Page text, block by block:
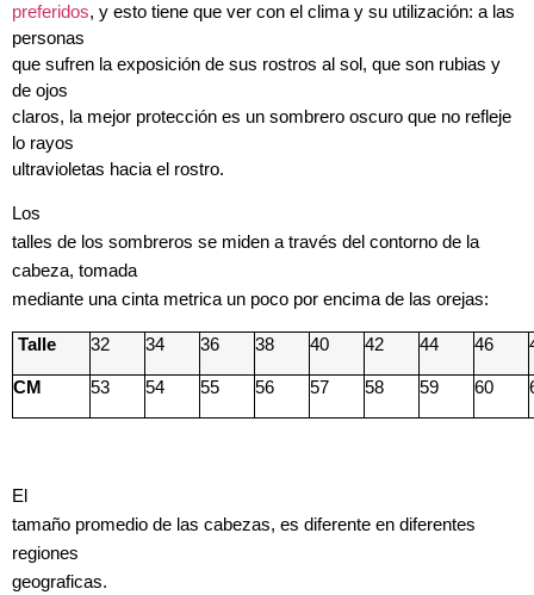
preferidos, y esto tiene que ver con el clima y su utilización: a las
personas
que sufren la exposición de sus rostros al sol, que son rubias y
de ojos
claros, la mejor protección es un sombrero oscuro que no refleje
lo rayos
ultravioletas hacia el rostro.
Los
talles de los sombreros se miden a través del contorno de la
cabeza, tomada
mediante una cinta metrica un poco por encima de las orejas:
Talle 32 34 36 38 40 42 44 46
CM 53 54 55 56 57 58 59 60
El
tamaño promedio de las cabezas, es diferente en diferentes
regiones
geograficas.